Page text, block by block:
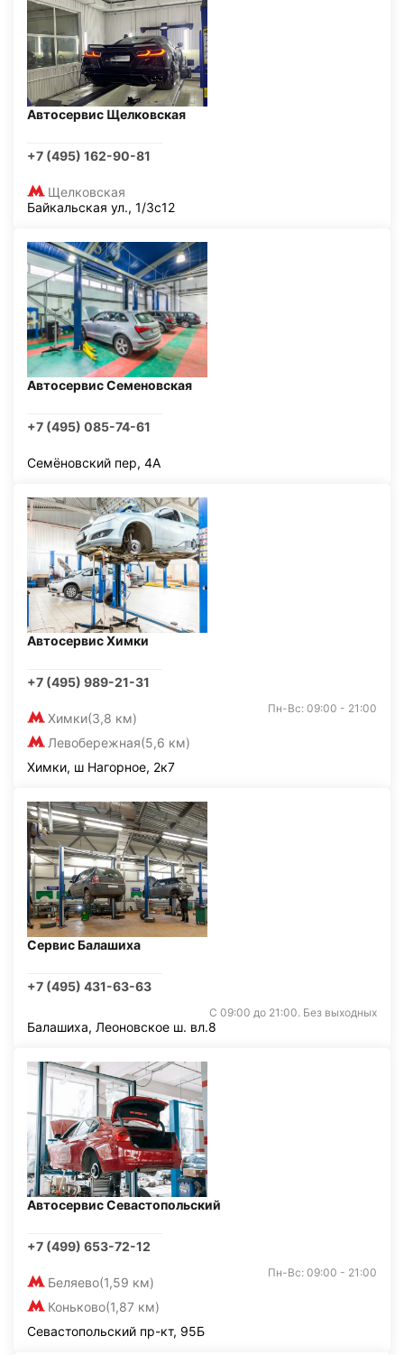
Автосервис Щелковская
+7 (495) 162-90-81
Щелковская
Байкальская ул., 1/3с12
Автосервис Семеновская
+7 (495) 085-74-61
Семёновский пер, 4А
Автосервис Химки
+7 (495) 989-21-31
Химки(3,8 км)
Левобережная(5,6 км)
Пн-Вс: 09:00 - 21:00
Химки, ш Нагорное, 2к7
Сервис Балашиха
+7 (495) 431-63-63
С 09:00 до 21:00. Без выходных
Балашиха, Леоновское ш. вл.8
Автосервис Севастопольский
+7 (499) 653-72-12
Беляево(1,59 км)
Коньково(1,87 км)
Пн-Вс: 09:00 - 21:00
Севастопольский пр-кт, 95Б